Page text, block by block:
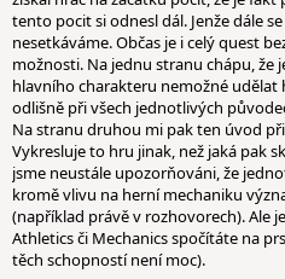
tento pocit si odnesl dál. Jenže dále
nesetkáváme. Občas je i celý quest
možnosti. Na jednu stranu chápu, že
hlavního charakteru nemožné udělat
odlišně při všech jednotlivých
Na stranu druhou mi pak ten úvod
Vykresluje to hru jinak, než jaká pak
jsme neustále upozorňováni, že
kromě vlivu na herní mechaniku
(například právě v rozhovorech). Ale
Athletics či Mechanics spočítáte na
těch schopností není moc).